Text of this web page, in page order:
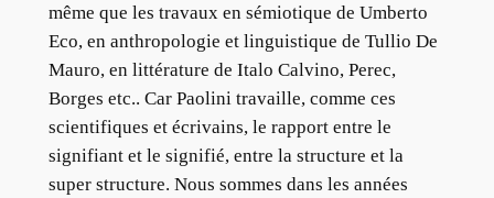
même que les travaux en sémiotique de Umberto
Eco, en anthropologie et linguistique de Tullio De
Mauro, en littérature de Italo Calvino, Perec,
Borges etc.. Car Paolini travaille, comme ces
scientifiques et écrivains, le rapport entre le
signifiant et le signifié, entre la structure et la
super structure. Nous sommes dans les années